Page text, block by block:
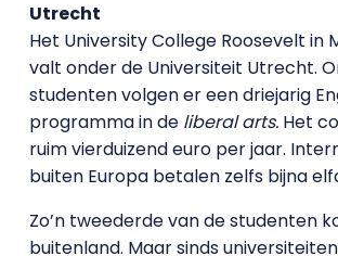
Utrecht
Het University College Roosevelt in
valt onder de Universiteit Utrecht.
studenten volgen er een driejarig
programma in de liberal arts.Het
ruim vierduizend euro per jaar.
buiten Europa betalen zelfs bijna
Zo’n tweederde van de studenten
buitenland. Maar sinds